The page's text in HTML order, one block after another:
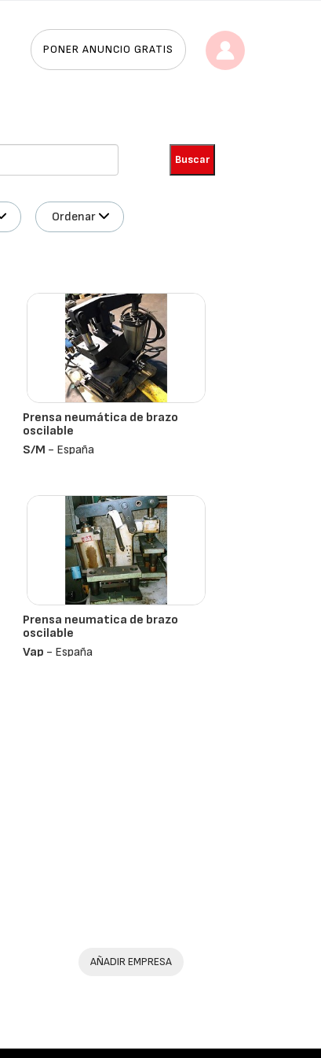
PONER ANUNCIO GRATIS
Ordenar
Prensa neumática de brazo
oscilable
S/m - España
Prensa neumatica de brazo
oscilable
Vap - España
AÑADIR EMPRESA